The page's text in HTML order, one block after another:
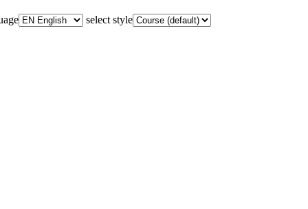
select style